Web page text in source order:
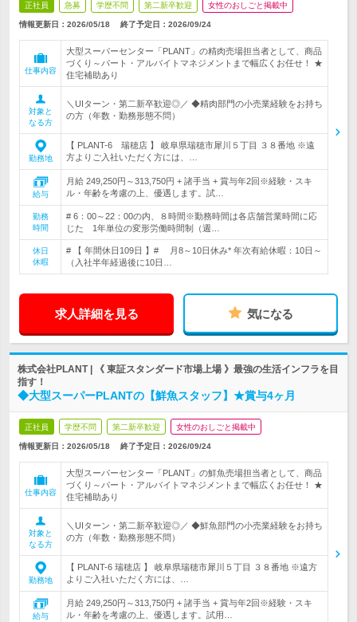
正社員 急募 学歴不問 第二新卒歓迎 女性のおしごと掲載中
情報更新日：2026/05/18 終了予定日： 2026/09/24
仕事内容
大型スーパーセンター「PLANT」の精肉売場担当者として、商品
づくり～パート・アルバイトマネジメントまで幅広くお任せ！ ★
住宅補助あり
対象と
なる方
＼UIターン・第二新卒歓迎◎／ ◆精肉部門の小売業経験をお持ち
の方（年数・勤務形態不問）
勤務地
【 PLANT-6 瑞穂店 】 岐阜県瑞穂市犀川５丁目 ３８番地 ※遠
方よりご入社いただく方には、…
給与
月給 249,250円～313,750円 + 諸手当 + 賞与年2回※経験・スキ
ル・年齢を考慮の上、優遇します。試…
勤務
時間
# 6：00～22：00の内、８時間※勤務時間は各店舗営業時間に応
じた 1年単位の変形労働時間制（週…
休日
休暇
# 【 年間休日109日 】# 月8～10日休み* 年次有給休暇：10日～
（入社半年経過後に10日…
求人詳細を見る 気になる
株式会社PLANT | 《 東証スタンダード市場上場 》最強の生活インフラを目
指す！
◆大型スーパーPLANTの【鮮魚スタッフ】★賞与4ヶ月
正社員 学歴不問 第二新卒歓迎 女性のおしごと掲載中
情報更新日：2026/05/18 終了予定日： 2026/09/24
仕事内容
大型スーパーセンター「PLANT」の鮮魚売場担当者として、商品
づくり～パート・アルバイトマネジメントまで幅広くお任せ！ ★
住宅補助あり
対象と
なる方
＼UIターン・第二新卒歓迎◎／ ◆鮮魚部門の小売業経験をお持ち
の方（年数・勤務形態不問）
勤務地
【 PLANT-6 瑞穂店 】 岐阜県瑞穂市犀川５丁目 ３８番地 ※遠方
よりご入社いただく方には、…
給与
月給 249,250円～313,750円 + 諸手当 + 賞与年2回※経験・スキ
ル・年齢を考慮の上、優遇します。試用…